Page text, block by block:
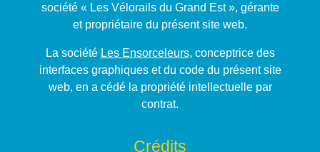
société « Les Vélorails du Grand Est », gérante
et propriétaire du présent site web.
La société Les Ensorceleurs, conceptrice des
interfaces graphiques et du code du présent site
web, en a cédé la propriété intellectuelle par
contrat.
Crédits